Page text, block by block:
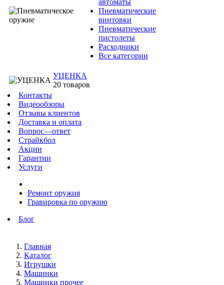
автоматы
Пневматические
винтовки
Пневматические
пистолеты
Расходники
Все категории
УЦЕНКА
20 товаров
Контакты
Видеообзоры
Отзывы клиентов
Доставка и оплата
Вопрос—ответ
Страйкбол
Акции
Гарантии
Услуги
Ремонт оружия
Гравировка по оружию
Блог
Главная
Каталог
Игрушки
Машинки
Машинки прочее